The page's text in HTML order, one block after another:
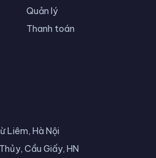
Quản lý
Thanh toán
Liêm, Hà Nội
Cầu Giấy, HN